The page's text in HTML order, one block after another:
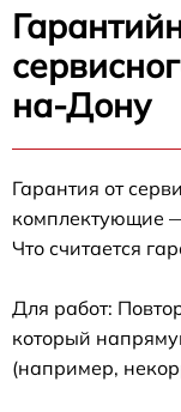
на-Дону
Гарантия от
комплектующие
Что считается
Для работ:
который
(например,